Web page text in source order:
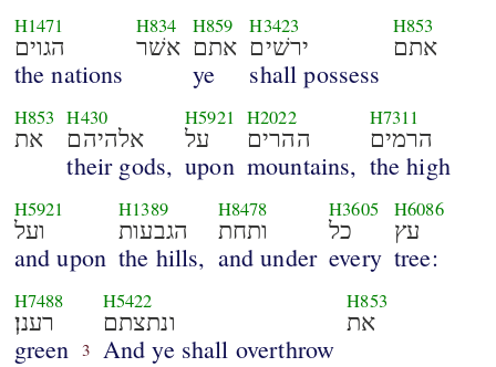
H1471
הגוים
the nations
H834
אשׁר
H859
אתם
ye
H3423
ירשׁים
shall possess
H853
אתם
H853
את
H430
אלהיהם
their gods,
H5921
על
upon
H2022
ההרים
mountains,
H7311
הרמים
the high
H5921
ועל
and upon
H1389
הגבעות
the hills,
H8478
ותחת
and under
H3605
כל
every
H6086
עץ
tree:
H7488
רענן׃
green 3
H5422
ונתצתם
And ye shall overthrow
H853
את